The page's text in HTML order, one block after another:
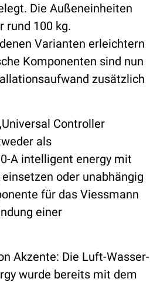
Die Außeneinheiten
rund 100 kg.
Varianten erleichtern
Komponenten sind nun
zusätzlich
Controller
als
A intelligent energy mit
oder unabhängig
für das Viessmann
einer
Akzente: Die Luft-Wasser-
wurde bereits mit dem